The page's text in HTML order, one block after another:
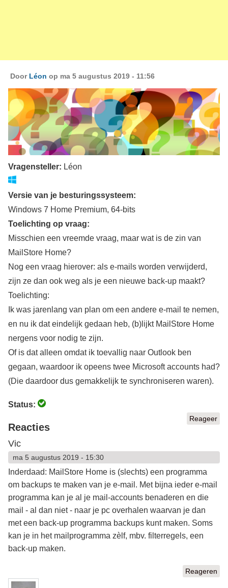
Door Léon op ma 5 augustus 2019 - 11:56
Vragensteller: Léon
Versie van je besturingssysteem:
Windows 7 Home Premium, 64-bits
Toelichting op vraag:
Misschien een vreemde vraag, maar wat is de zin van
MailStore Home?
Nog een vraag hierover: als e-mails worden verwijderd,
zijn ze dan ook weg als je een nieuwe back-up maakt?
Toelichting:
Ik was jarenlang van plan om een andere e-mail te nemen,
en nu ik dat eindelijk gedaan heb, (b)lijkt MailStore Home
nergens voor nodig te zijn.
Of is dat alleen omdat ik toevallig naar Outlook ben
gegaan, waardoor ik opeens twee Microsoft accounts had?
(Die daardoor dus gemakkelijk te synchroniseren waren).
Status:
Reageer
Reacties
Vic
ma 5 augustus 2019 - 15:30
Inderdaad: MailStore Home is (slechts) een programma
om backups te maken van je e-mail. Met bijna ieder e-mail
programma kan je al je mail-accounts benaderen en die
mail - al dan niet - naar je pc overhalen waarvan je dan
met een back-up programma backups kunt maken. Soms
kan je in het mailprogramma zèlf, mbv. filterregels, een
back-up maken.
Reageren